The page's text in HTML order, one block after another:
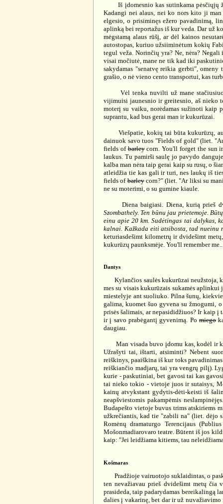
Iš įdomesnio kas sutinkama pėsčiųjų
Kadangi nei alaus, nei ko nors kito ji man
elgesio, o prisiminęs ežero pavadinimą,
aplinką bei reportažus iš kur veda. Dar už
mėgstamą alaus rūšį, ar dėl kainos
autostopas, kuriuo užsiiminėtum kokių
tegul veža. Norinčių yra? Ne, nėra?
visai močiutė, mane ne tik kad iki
sakydamas "senatvę reikia gerbti",
grašio, o nė vieno cento transportui, kas
Vėl tenka nuvilti už mane
vijimuisi jaunesnio ir greitesnio, aš nieko
moterį su vaiku, norėdamas sužinoti kaip
suprantu, kad bus gerai man ir kukurūzai.
Viešpatie, kokių tai būta kukurūzų,
dainuok savo tuos "Fields of gold" (liet.
fields ofbarleycorn. You'll forget the sun
laukus. Tu pamirši saulę jo pavydo
kalba man nėra taip gerai kaip su rusų, o
atleidžia tie kas gali ir turi, nes laukų iš
fields ofbarleycorn?" (liet. "Ar liksi su
ne su moterimi, o su gumine kiaule.
Diena baigiasi. Diena, kurią prieš
Szombathely. Ten būnu jau prietemoje.
einu apie 20 km. Sudėtingas tai dalykas,
kalnai. Kažkada eiti atsibosta, tad nueinu
keturiasdešimt kilometrų ir dvidešimt
kukurūzų paunksmėje. You'll remember
Dantys
Kylančios saulės kukurūzai neužstoja,
mes su visais kukurūzais sukamės
miestelyje ant suoliuko. Pilna šunų,
galima, kuomet šuo gyvena su žmogumi,
prisės šalimais, ar nepasididžiuos? Ir kaip
ir į savo prabėgantį gyvenimą. Po miego
daugiau.
Man visada buvo įdomu kas, kodėl ir
Užrašyti tai, ištarti, atsiminti? Nebent
reiškinys, paaiškina iš kur toks
reiškiančio madjarų, tai yra vengrų pilį).
kurie - paskutiniai, bet gavosi tai kas
tai nieko tokio - vietoje juos ir sutaisys,
kainų atvykstant gydytis-dėti-keisti iš
neapšviestomis pakampėmis
Budapešto vietoje buvus trims atskiriems
užkrečiantis, kad tie "zabili na" (liet. dėjo
Romėnų dramaturgo Terencijaus
Mošonmadiarovaro teatre. Būtent iš jos
kaip: "Jei leidžiama kitiems, tau
Košmaras
Pradžioje vairuotojo suklaidintas, o
ten nevažiavau prieš dvidešimt metų čia
prasideda, taip padarydamas bereikalingą
dalies į vakarinę, bet dar ir už